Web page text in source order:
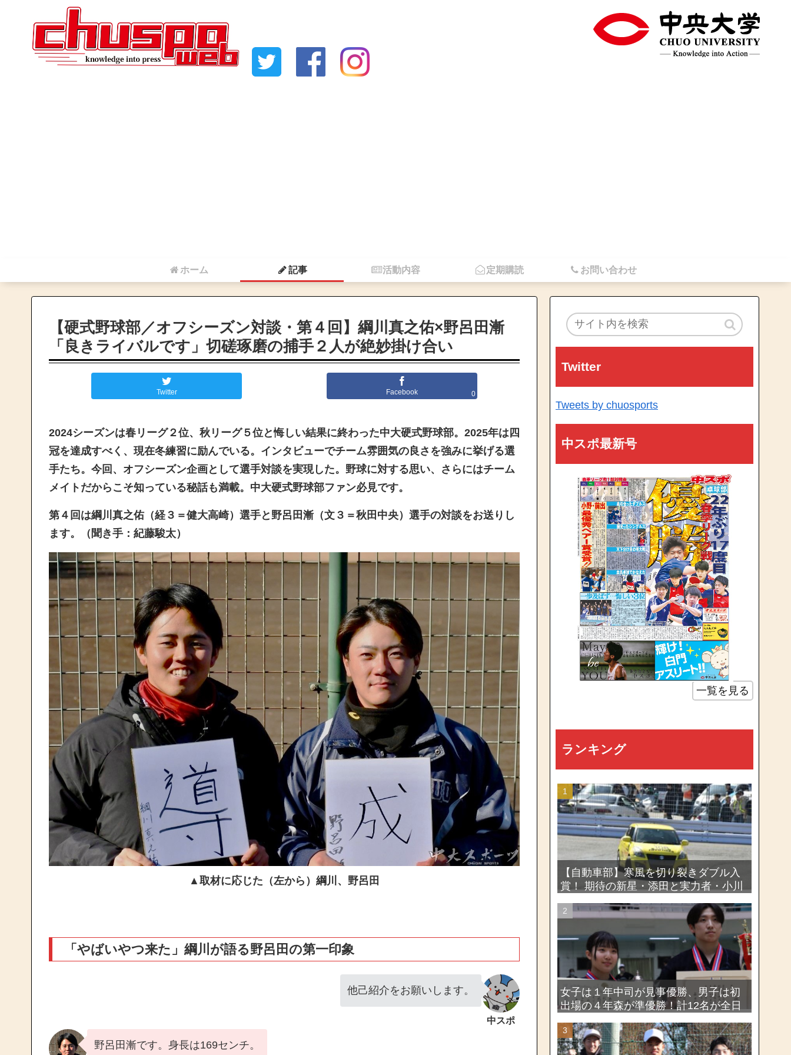
ホーム 記事 活動内容 定期購読 お問い合わせ
【硬式野球部／オフシーズン対談・第４回】綱川真之佑×野呂田漸
「良きライバルです」切磋琢磨の捕手２人が絶妙掛け合い
Twitter Facebook 0
2024シーズンは春リーグ２位、秋リーグ５位と悔しい結果に終わった中大硬式野球部。2025年は四
冠を達成すべく、現在冬練習に励んでいる。インタビューでチーム雰囲気の良さを強みに挙げる選
手たち。今回、オフシーズン企画として選手対談を実現した。野球に対する思い、さらにはチーム
メイトだからこそ知っている秘話も満載。中大硬式野球部ファン必見です。
第４回は綱川真之佑（経３＝健大高崎）選手と野呂田漸（文３＝秋田中央）選手の対談をお送りし
ます。（聞き手：紀藤駿太）
▲取材に応じた（左から）綱川、野呂田
「やばいやつ来た」綱川が語る野呂田の第一印象
他己紹介をお願いします。
中スポ
野呂田漸です。身長は169センチ。
Twitter
Tweets by chuosports
中スポ最新号
一覧を見る
ランキング
【自動車部】寒風を切り裂きダブル入
賞！ 期待の新星・添田と実力者・小川
大会2026
女子は１年中司が見事優勝、男子は初
出場の４年森が準優勝！計12名が全日
剣道選手権大会・第72回関東学生剣道
選手権大会